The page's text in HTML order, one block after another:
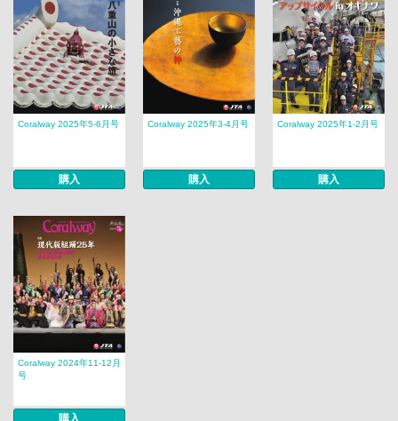
Coralway 2025年5-6月号
購入
Coralway 2025年3-4月号
購入
Coralway 2025年1-2月号
購入
Coralway 2024年11-12月
号
購入